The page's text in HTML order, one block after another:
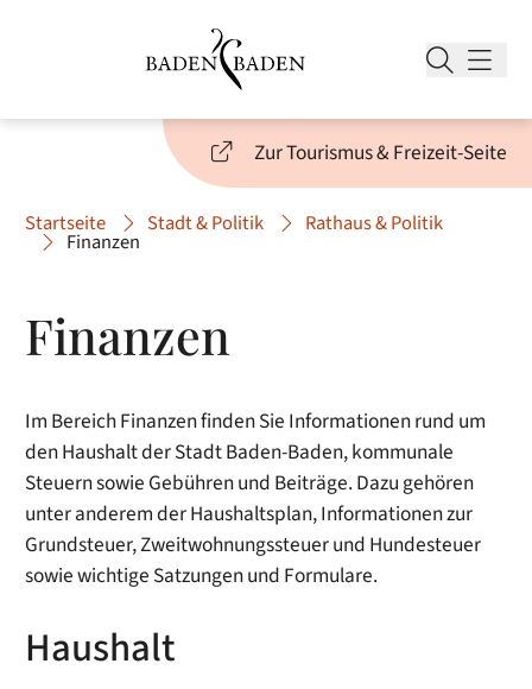
Zur Tourismus & Freizeit-Seite
Startseite Stadt & Politik Rathaus & Politik
Finanzen
Finanzen
Im Bereich Finanzen finden Sie Informationen rund um
den Haushalt der Stadt Baden-Baden, kommunale
Steuern sowie Gebühren und Beiträge. Dazu gehören
unter anderem der Haushaltsplan, Informationen zur
Grundsteuer, Zweitwohnungssteuer und Hundesteuer
sowie wichtige Satzungen und Formulare.
Haushalt